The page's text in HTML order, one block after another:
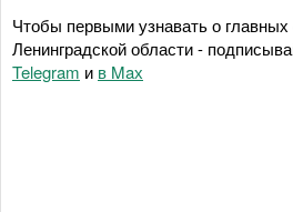
Чтобы первыми узнавать о
Ленинградской области -
Telegram и в Maх